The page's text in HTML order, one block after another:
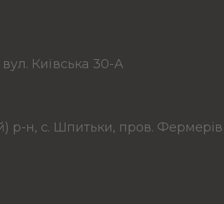
Київська 30-А
р-н, с. Шпитьки, пров. Фермерів